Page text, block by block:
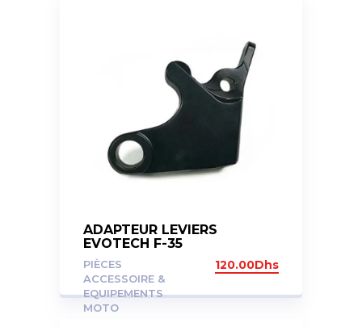
ADAPTEUR LEVIERS
EVOTECH F-35
PIÈCES
ACCESSOIRE &
EQUIPEMENTS
MOTO
120.00Dhs